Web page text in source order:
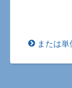
または